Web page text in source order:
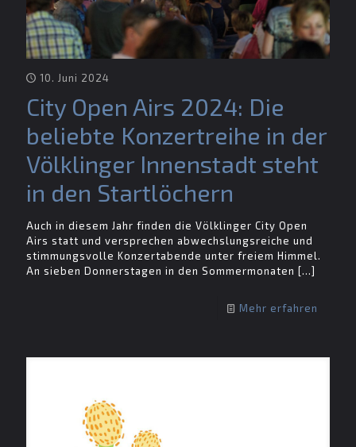
10. Juni 2024
City Open Airs 2024: Die
beliebte Konzertreihe in der
Völklinger Innenstadt steht
in den Startlöchern
Auch in diesem Jahr finden die Völklinger City Open
Airs statt und versprechen abwechslungsreiche und
stimmungsvolle Konzertabende unter freiem Himmel.
An sieben Donnerstagen in den Sommermonaten […]
Mehr erfahren